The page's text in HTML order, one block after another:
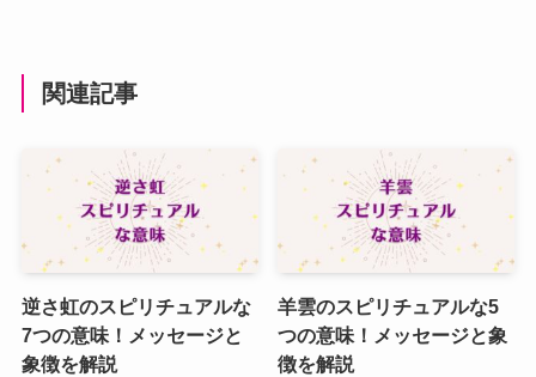
関連記事
逆さ虹のスピリチュアルな
7つの意味！メッセージと
象徴を解説
羊雲のスピリチュアルな5
つの意味！メッセージと象
徴を解説